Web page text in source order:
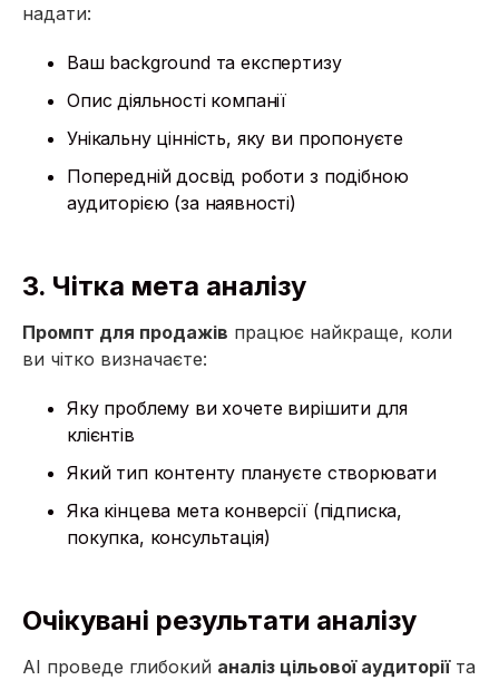
надати:
Ваш background та експертизу
Опис діяльності компанії
Унікальну цінність, яку ви пропонуєте
Попередній досвід роботи з подібною
аудиторією (за наявності)
3. Чітка мета аналізу
Промпт для продажів працює найкраще, коли
ви чітко визначаєте:
Яку проблему ви хочете вирішити для
клієнтів
Який тип контенту плануєте створювати
Яка кінцева мета конверсії (підписка,
покупка, консультація)
Очікувані результати аналізу
AI проведе глибокий аналіз цільової аудиторіїта